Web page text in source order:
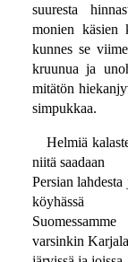
suuresta
monien käsien
kunnes se
kruunua ja
mitätön
simpukkaa.
Helmiä
niitä saadaan
Persian
köyhässä
varsinkin